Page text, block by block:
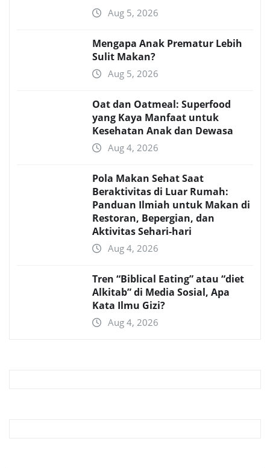
Aug 5, 2026
Mengapa Anak Prematur Lebih
Sulit Makan?
Aug 5, 2026
Oat dan Oatmeal: Superfood
yang Kaya Manfaat untuk
Kesehatan Anak dan Dewasa
Aug 4, 2026
Pola Makan Sehat Saat
Beraktivitas di Luar Rumah:
Panduan Ilmiah untuk Makan di
Restoran, Bepergian, dan
Aktivitas Sehari-hari
Aug 4, 2026
Tren “Biblical Eating” atau “diet
Alkitab” di Media Sosial, Apa
Kata Ilmu Gizi?
Aug 4, 2026